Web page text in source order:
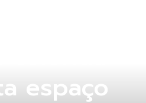
espaço